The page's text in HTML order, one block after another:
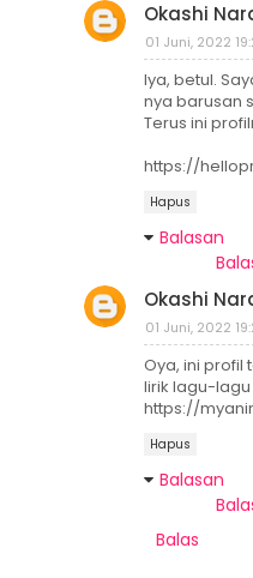
Okashi
01 Juni, 2022
Iya, betul.
nya barusan
Terus ini
https://
Hapus
Balasan
Okashi
01 Juni, 2022
Oya, ini profil
lirik lagu-
https://
Hapus
Balasan
Balas